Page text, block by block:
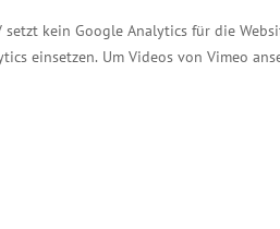
kein Google Analytics für die
einsetzen. Um Videos von Vimeo
Broschüren und Downloads